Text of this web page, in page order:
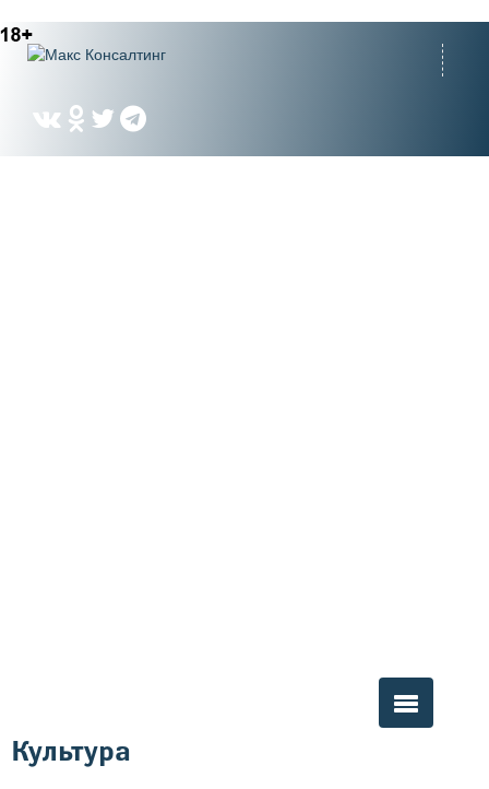
Вы здесь
Культура